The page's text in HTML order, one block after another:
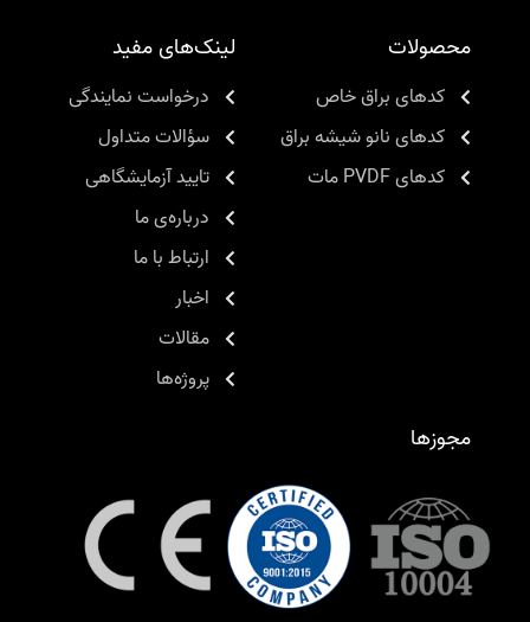
محصولات
کدهای براق خاص
کدهای نانو شیشه براق
کدهای PVDF مات
لینک‌های مفید
درخواست نمایندگی
سؤالات متداول
تایید آزمایشگاهی
درباره‌ی ما
ارتباط با ما
اخبار
مقالات
پروژه‌ها
مجوزها